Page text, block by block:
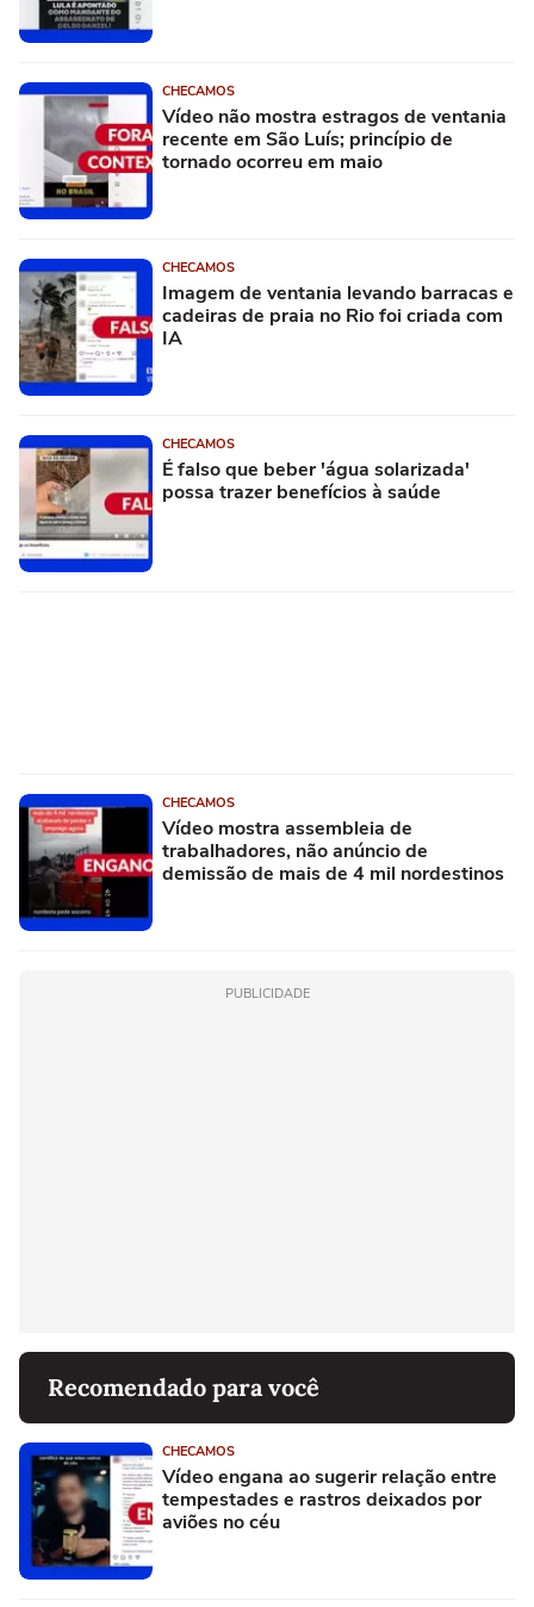
CHECAMOS
Vídeo não mostra estragos de ventania
recente em São Luís; princípio de
tornado ocorreu em maio
CHECAMOS
Imagem de ventania levando barracas e
cadeiras de praia no Rio foi criada com
IA
CHECAMOS
É falso que beber 'água solarizada'
possa trazer benefícios à saúde
CHECAMOS
Vídeo mostra assembleia de
trabalhadores, não anúncio de
demissão de mais de 4 mil nordestinos
PUBLICIDADE
Recomendado para você
CHECAMOS
Vídeo engana ao sugerir relação entre
tempestades e rastros deixados por
aviões no céu